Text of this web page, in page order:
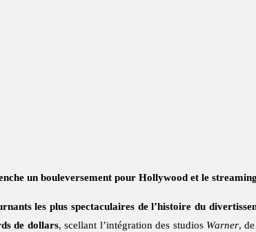
un bouleversement pour Hollywood et le
les plus spectaculaires de l’histoire du
de dollars, scellant l’intégration des studios Warner, de